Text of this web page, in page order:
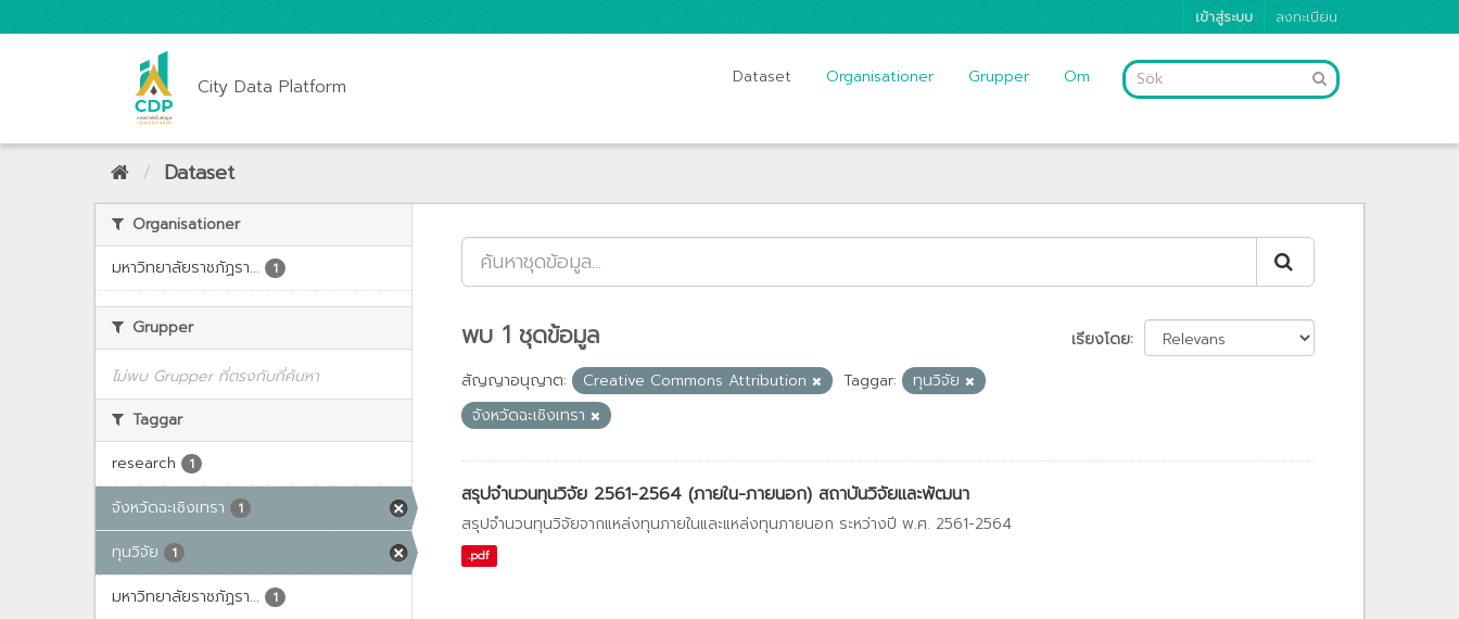
เข้าสู่ระบบ ลงทะเบียน
City Data Platform Dataset Organisationer Grupper Om
Dataset
Organisationer
มหาวิทยาลัยราชภัฏรา...
1
Grupper
ไม่พบ Grupper ที่ตรงกับที่ค้นหา
Taggar
research
1
จังหวัดฉะเชิงเทรา 1
ทุนวิจัย 1
มหาวิทยาลัยราชภัฏรา... 1
เรียงโดย
พบ 1 ชุดข้อมูล
สัญญาอนุญาต: Creative Commons Attribution Taggar:
ทุนวิจัย
จังหวัดฉะเชิงเทรา
สรุปจำนวนทุนวิจัย 2561-2564 (ภายใน-ภายนอก) สถาบันวิจัยและพัฒนา
สรุปจำนวนทุนวิจัยจากแหล่งทุนภายในและแหล่งทุนภายนอก ระหว่างปี พ.ศ. 2561-2564
.pdf